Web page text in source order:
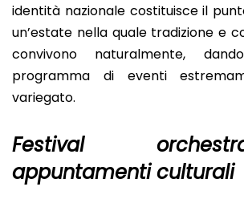
identità nazionale costituisce il
un’estate nella quale tradizione e
convivono naturalmente,
programma di eventi
variegato.
Festival
appuntamenti culturali